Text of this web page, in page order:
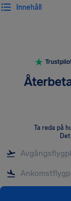
Innehåll
Ta reda på